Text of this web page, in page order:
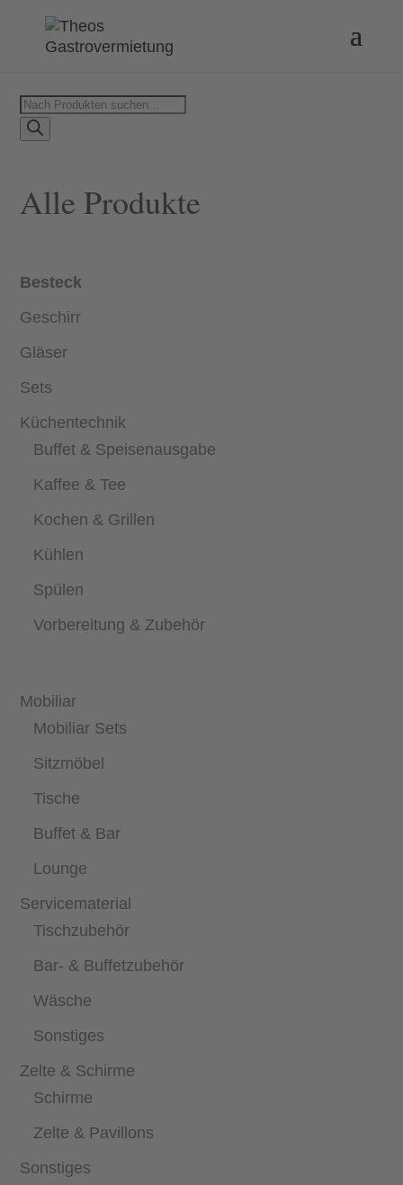
Products
search
Alle Produkte
Besteck
Geschirr
Gläser
Sets
Küchentechnik
Buffet & Speisenausgabe
Kaffee & Tee
Kochen & Grillen
Kühlen
Spülen
Vorbereitung & Zubehör
Mobiliar
Mobiliar Sets
Sitzmöbel
Tische
Buffet & Bar
Lounge
Servicematerial
Tischzubehör
Bar- & Buffetzubehör
Wäsche
Sonstiges
Zelte & Schirme
Schirme
Zelte & Pavillons
Sonstiges